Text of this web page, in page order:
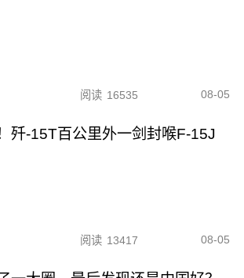
阅读 16535 08-05
歼-15T百公里外一剑封喉F-15J
阅读 13417 08-05